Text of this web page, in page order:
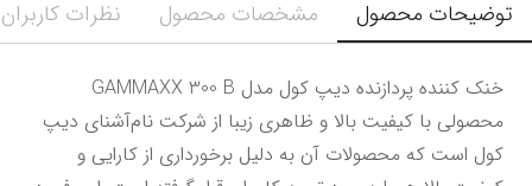
توضیحات محصول مشخصات محصول نظرات کاربران